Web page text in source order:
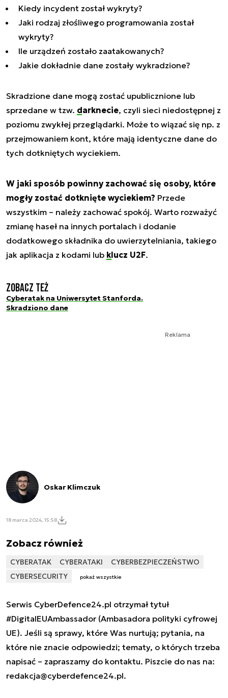
Kiedy incydent został wykryty?
Jaki rodzaj złośliwego programowania został
wykryty?
Ile urządzeń zostało zaatakowanych?
Jakie dokładnie dane zostały wykradzione?
Skradzione dane mogą zostać upublicznione lub
sprzedane w tzw. darknecie, czyli sieci niedostępnej z
poziomu zwykłej przeglądarki. Może to wiązać się np. z
przejmowaniem kont, które mają identyczne dane do
tych dotkniętych wyciekiem.
W jaki sposób powinny zachować się osoby, które
mogły zostać dotknięte wyciekiem? Przede
wszystkim – należy zachować spokój. Warto rozważyć
zmianę haseł na innych portalach i dodanie
dodatkowego składnika do uwierzytelniania, takiego
jak aplikacja z kodami lub klucz U2F.
Zobacz też
Cyberatak na Uniwersytet Stanforda.
Skradziono dane
Reklama
Oskar Klimczuk
18 marca 2024, 15:58
Zobacz również
CYBERATAK CYBERATAKI
CYBERBEZPIECZEŃSTWO
CYBERSECURITY
pokaż wszystkie
Serwis CyberDefence24.pl otrzymał tytuł
#DigitalEUAmbassador (Ambasadora polityki cyfrowej
UE). Jeśli są sprawy, które Was nurtują; pytania, na
które nie znacie odpowiedzi; tematy, o których trzeba
napisać – zapraszamy do kontaktu. Piszcie do nas na:
redakcja@cyberdefence24.pl.